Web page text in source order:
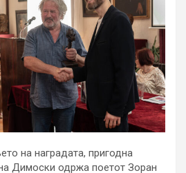
на наградата, пригодна
Димоски одржа поетот Зоран